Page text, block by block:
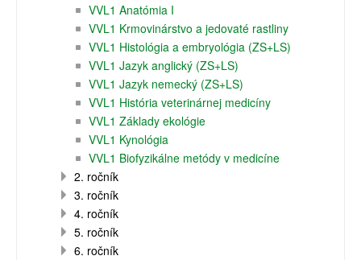
VVL1 Anatómia I
VVL1 Krmovinárstvo a jedovaté rastliny
VVL1 Histológia a embryológia (ZS+LS)
VVL1 Jazyk anglický (ZS+LS)
VVL1 Jazyk nemecký (ZS+LS)
VVL1 História veterinárnej medicíny
VVL1 Základy ekológie
VVL1 Kynológia
VVL1 Biofyzikálne metódy v medicíne
2. ročník
3. ročník
4. ročník
5. ročník
6. ročník